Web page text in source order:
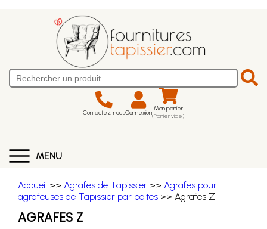
Contactez-nousConnexion Mon panier
(Panier vide)
MENU
Accueil >> Agrafes de Tapissier >> Agrafes pour
agrafeuses de Tapissier par boites >> Agrafes Z
AGRAFES Z